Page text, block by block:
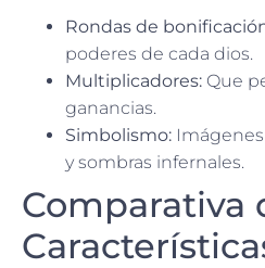
Rondas de
poderes de cada dios.
Multiplicadores: Que
ganancias.
Simbolismo:
y sombras infernales.
Comparativa